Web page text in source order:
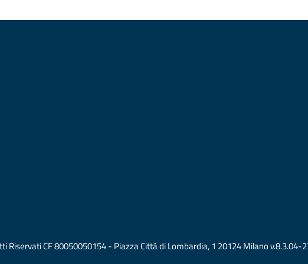
Riservati CF 80050050154 - Piazza Città di Lombardia, 1 20124 Milano